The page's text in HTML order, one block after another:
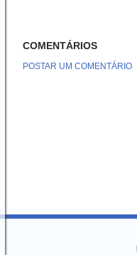
COMENTÁRIOS
POSTAR UM COMENTÁRIO